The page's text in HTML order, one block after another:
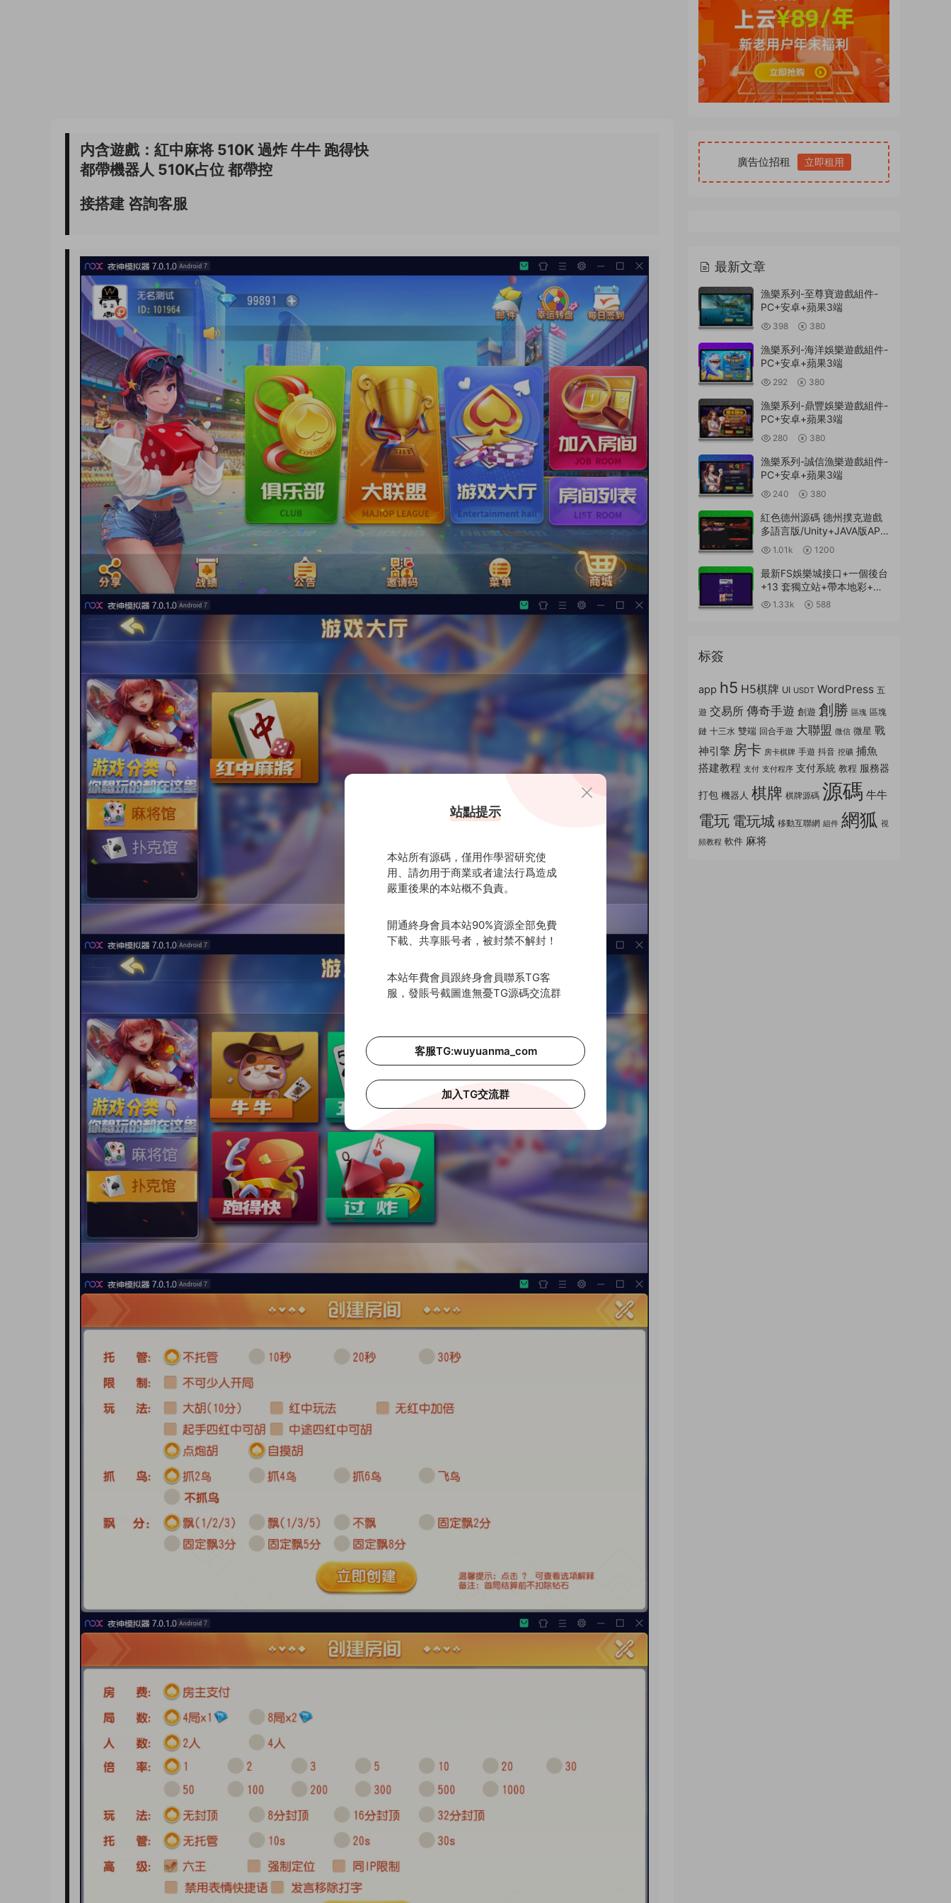
内含遊戲：紅中麻将 510K 過炸 牛牛 跑得快
都帶機器人 510K占位 都帶控
接搭建 咨詢客服
廣告位招租 立即租用
最新文章
漁樂系列-至尊寶遊戲組件-
PC+安卓+蘋果3端
398 380
漁樂系列-海洋娛樂遊戲組件-
PC+安卓+蘋果3端
292 380
漁樂系列-鼎豐娛樂遊戲組件-
PC+安卓+蘋果3端
280 380
漁樂系列-誠信漁樂遊戲組件-
PC+安卓+蘋果3端
240 380
紅色德州源碼 德州撲克遊戲
多語言版/Unity+JAVA版APP
雙端源碼/中英繁三語言+帶
控+帶彩池持倉/完美運行
1.01k 1200
最新FS娛樂城接口+一個後台
+13 套獨立站+帶本地彩+一
鍵搭建腳本
1.33k 588
标簽
app h5 H5棋牌 UI USDT WordPress 五
遊 交易所 傳奇手遊 創遊 創勝 區塊 區塊
鏈 十三水 雙端 回合手遊 大聯盟 微信 微星 戰
神引擎 房卡 房卡棋牌 手遊 抖音 挖礦 捕魚
搭建教程 支付 支付程序 支付系統 教程 服務器
打包 機器人 棋牌 棋牌源碼 源碼 牛牛
電玩 電玩城 移動互聯網 組件 網狐 視
頻教程 軟件 麻将
站點提示
本站所有源碼，僅用作學習研究使
用、請勿用于商業或者違法行爲造成
嚴重後果的本站概不負責。
開通終身會員本站90%資源全部免費
下載、共享賬号者，被封禁不解封！
本站年費會員跟終身會員聯系TG客
服，發賬号截圖進無憂TG源碼交流群
客服TG:wuyuanma_com
加入TG交流群